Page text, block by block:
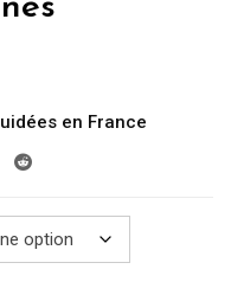
:
en France